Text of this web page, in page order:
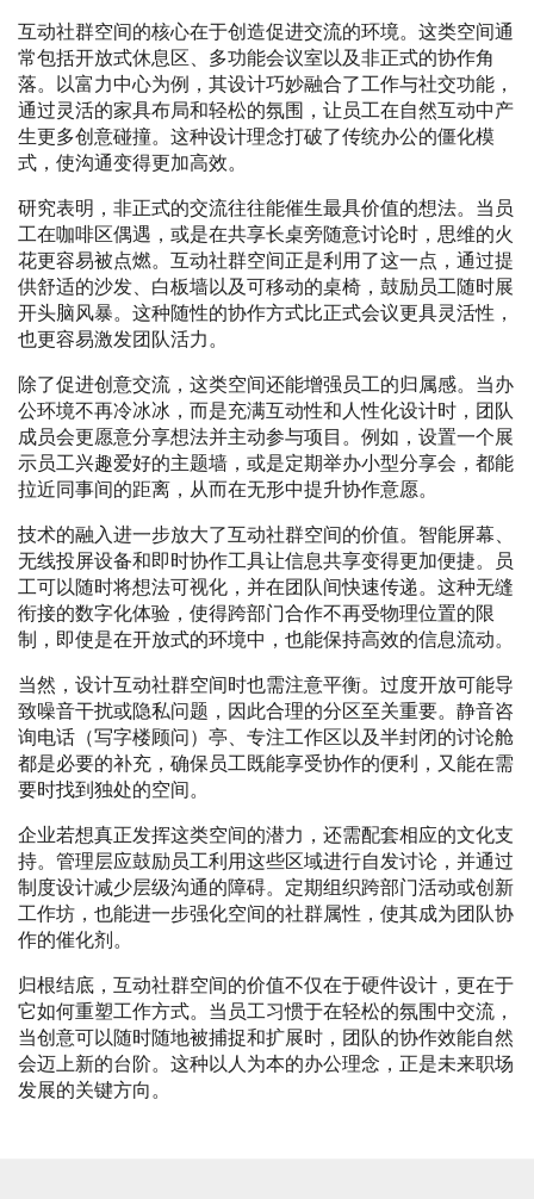
互动社群空间的核心在于创造促进交流的环境。这类空间通
常包括开放式休息区、多功能会议室以及非正式的协作角
落。以富力中心为例，其设计巧妙融合了工作与社交功能，
通过灵活的家具布局和轻松的氛围，让员工在自然互动中产
生更多创意碰撞。这种设计理念打破了传统办公的僵化模
式，使沟通变得更加高效。
研究表明，非正式的交流往往能催生最具价值的想法。当员
工在咖啡区偶遇，或是在共享长桌旁随意讨论时，思维的火
花更容易被点燃。互动社群空间正是利用了这一点，通过提
供舒适的沙发、白板墙以及可移动的桌椅，鼓励员工随时展
开头脑风暴。这种随性的协作方式比正式会议更具灵活性，
也更容易激发团队活力。
除了促进创意交流，这类空间还能增强员工的归属感。当办
公环境不再冷冰冰，而是充满互动性和人性化设计时，团队
成员会更愿意分享想法并主动参与项目。例如，设置一个展
示员工兴趣爱好的主题墙，或是定期举办小型分享会，都能
拉近同事间的距离，从而在无形中提升协作意愿。
技术的融入进一步放大了互动社群空间的价值。智能屏幕、
无线投屏设备和即时协作工具让信息共享变得更加便捷。员
工可以随时将想法可视化，并在团队间快速传递。这种无缝
衔接的数字化体验，使得跨部门合作不再受物理位置的限
制，即使是在开放式的环境中，也能保持高效的信息流动。
当然，设计互动社群空间时也需注意平衡。过度开放可能导
致噪音干扰或隐私问题，因此合理的分区至关重要。静音咨
询电话（写字楼顾问）亭、专注工作区以及半封闭的讨论舱
都是必要的补充，确保员工既能享受协作的便利，又能在需
要时找到独处的空间。
企业若想真正发挥这类空间的潜力，还需配套相应的文化支
持。管理层应鼓励员工利用这些区域进行自发讨论，并通过
制度设计减少层级沟通的障碍。定期组织跨部门活动或创新
工作坊，也能进一步强化空间的社群属性，使其成为团队协
作的催化剂。
归根结底，互动社群空间的价值不仅在于硬件设计，更在于
它如何重塑工作方式。当员工习惯于在轻松的氛围中交流，
当创意可以随时随地被捕捉和扩展时，团队的协作效能自然
会迈上新的台阶。这种以人为本的办公理念，正是未来职场
发展的关键方向。